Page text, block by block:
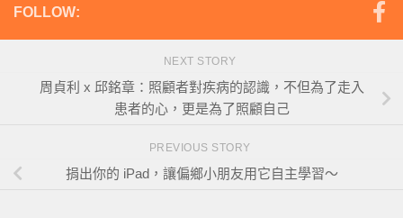
FOLLOW:
NEXT STORY
周貞利 x 邱銘章：照顧者對疾病的認識，不但為了走入
患者的心，更是為了照顧自己
PREVIOUS STORY
捐出你的 iPad，讓偏鄉小朋友用它自主學習～